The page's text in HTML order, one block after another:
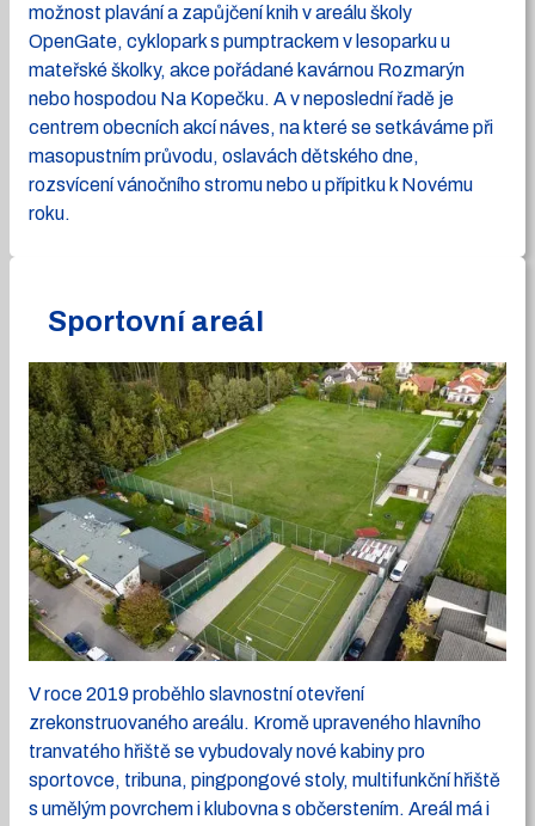
možnost plavání a zapůjčení knih v areálu školy
OpenGate, cyklopark s pumptrackem v lesoparku u
mateřské školky, akce pořádané kavárnou Rozmarýn
nebo hospodou Na Kopečku. A v neposlední řadě je
centrem obecních akcí náves, na které se setkáváme při
masopustním průvodu, oslavách dětského dne,
rozsvícení vánočního stromu nebo u přípitku k Novému
roku.
Sportovní areál
V roce 2019 proběhlo slavnostní otevření
zrekonstruovaného areálu. Kromě upraveného hlavního
tranvatého hřiště se vybudovaly nové kabiny pro
sportovce, tribuna, pingpongové stoly, multifunkční hřiště
s umělým povrchem i klubovna s občerstením. Areál má i